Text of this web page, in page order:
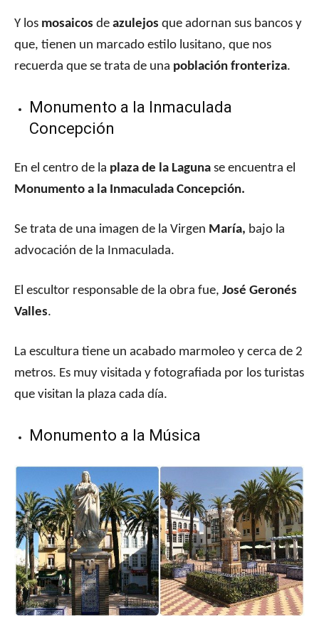
Y los mosaicos de azulejos que adornan sus bancos y
que, tienen un marcado estilo lusitano, que nos
recuerda que se trata de una población fronteriza.
Monumento a la Inmaculada
Concepción
En el centro de la plaza de la Laguna se encuentra el
Monumento a la Inmaculada Concepción.
Se trata de una imagen de la Virgen María, bajo la
advocación de la Inmaculada.
El escultor responsable de la obra fue, José Geronés
Valles.
La escultura tiene un acabado marmoleo y cerca de 2
metros. Es muy visitada y fotografiada por los turistas
que visitan la plaza cada día.
Monumento a la Música